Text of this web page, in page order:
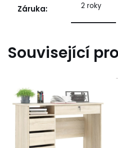
Záruka: 2 roky
Související